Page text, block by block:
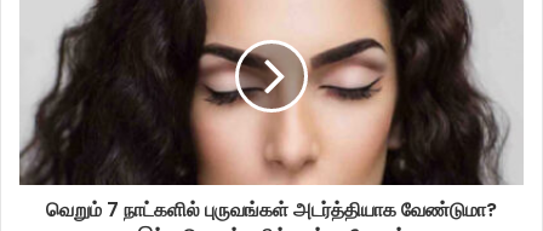
வெறும் 7 நாட்களில் புருவங்கள் அடர்த்தியாக வேண்டுமா?